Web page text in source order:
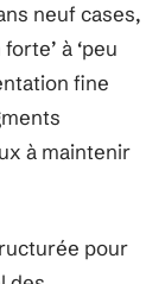
neuf cases,
à ‘peu
fine
à maintenir
pour